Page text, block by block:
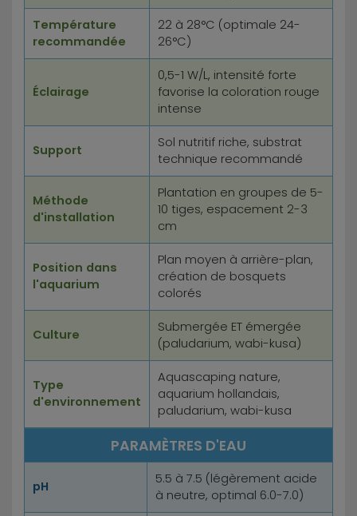
Température
recommandée
22 à 28°C (optimale 24-
26°C)
Éclairage
0,5-1 W/L, intensité forte
favorise la coloration rouge
intense
Support
Sol nutritif riche, substrat
technique recommandé
Méthode
d'installation
Plantation en groupes de 5-
10 tiges, espacement 2-3
cm
Position dans
l'aquarium
Plan moyen à arrière-plan,
création de bosquets
colorés
Culture
Submergée ET émergée
(paludarium, wabi-kusa)
Type
d'environnement
Aquascaping nature,
aquarium hollandais,
paludarium, wabi-kusa
PARAMÈTRES D'EAU
pH
5.5 à 7.5 (légèrement acide
à neutre, optimal 6.0-7.0)